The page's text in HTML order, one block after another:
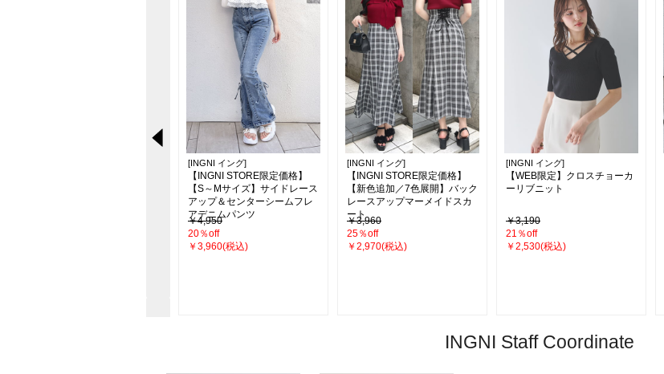
[INGNI イング]
【INGNI STORE限定価格】
【S～Mサイズ】サイドレース
アップ＆センターシームフレ
アデニムパンツ
￥4,950
20％off
￥3,960(税込)
[INGNI イング]
【INGNI STORE限定価格】
【新色追加／7色展開】バック
レースアップマーメイドスカ
ート
￥3,960
25％off
￥2,970(税込)
[INGNI イング]
【WEB限定】クロスチョーカ
ーリブニット
￥3,190
21％off
￥2,530(税込)
INGNI Staff Coordinate